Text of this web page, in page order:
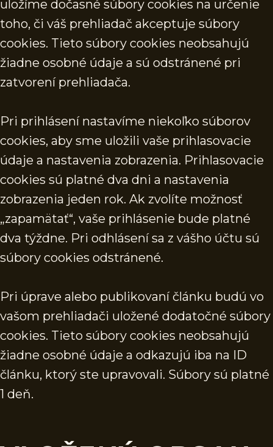
uložíme dočasné súbory cookies na určenie
toho, či váš prehliadač akceptuje súbory
cookies. Tieto súbory cookies neobsahujú
žiadne osobné údaje a sú odstránené pri
zatvorení prehliadača.
Pri prihlásení nastavíme niekoľko súborov
cookies, aby sme uložili vaše prihlasovacie
údaje a nastavenia zobrazenia. Prihlasovacie
cookies sú platné dva dni a nastavenia
zobrazenia jeden rok. Ak zvolíte možnosť
„zapamätať“, vaše prihlásenie bude platné
dva týždne. Pri odhlásení sa z vášho účtu sú
súbory cookies odstránené.
Pri úprave alebo publikovaní článku budú vo
vašom prehliadači uložené dodatočné súbory
cookies. Tieto súbory cookies neobsahujú
žiadne osobné údaje a odkazujú iba na ID
článku, ktorý ste upravovali. Súbory sú platné
1 deň.